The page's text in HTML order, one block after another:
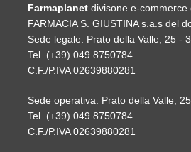
Farmaplanet divisone e-commerce
FARMACIA S. GIUSTINA s.a.s del
Sede legale: Prato della Valle, 25 -
Tel. (+39) 049.8750784
C.F./P.IVA 02639880281
Sede operativa: Prato della Valle,
Tel. (+39) 049.8750784
C.F./P.IVA 02639880281